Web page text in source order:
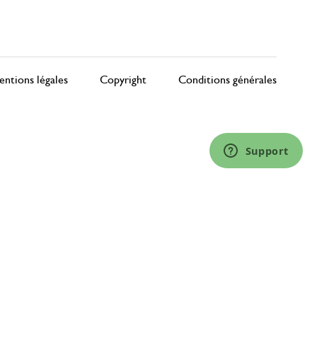
légales Copyright Conditions générales
Support